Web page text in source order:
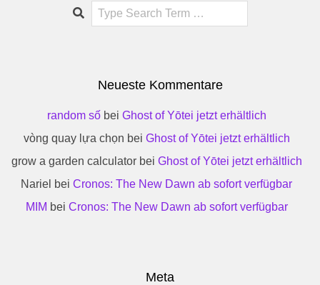
Search
Neueste Kommentare
random sốbei Ghost of Yōtei jetzt erhältlich
vòng quay lựa chọn bei Ghost of Yōtei jetzt erhältlich
grow a garden calculatorbei Ghost of Yōtei jetzt erhältlich
Nariel bei Cronos: The New Dawn ab sofort verfügbar
MIM bei Cronos: The New Dawn ab sofort verfügbar
Meta